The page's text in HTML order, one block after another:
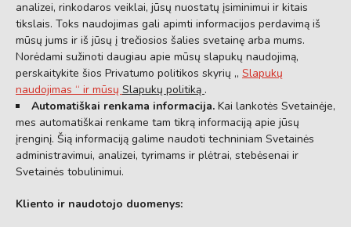
analizei, rinkodaros veiklai, jūsų nuostatų įsiminimui ir kitais
tikslais. Toks naudojimas gali apimti informacijos perdavimą iš
mūsų jums ir iš jūsų į trečiosios šalies svetainę arba mums.
Norėdami sužinoti daugiau apie mūsų slapukų naudojimą,
perskaitykite šios Privatumo politikos skyrių „ Slapukų
naudojimas “ ir mūsų Slapukų politiką .
Automatiškai renkama informacija. Kai lankotės Svetainėje,
mes automatiškai renkame tam tikrą informaciją apie jūsų
įrenginį. Šią informaciją galime naudoti techniniam Svetainės
administravimui, analizei, tyrimams ir plėtrai, stebėsenai ir
Svetainės tobulinimui.
Kliento ir naudotojo duomenys: